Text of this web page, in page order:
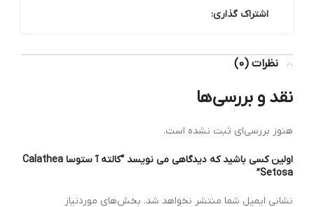
اشتراک گذاری:
نظرات (0)
نقد و بررسی‌ها
هنوز بررسی‌ای ثبت نشده است.
اولین کسی باشید که دیدگاهی می نویسد “کالته آ ستوسا Calathea
Setosa”
نشانی ایمیل شما منتشر نخواهد شد. بخش‌های موردنیاز